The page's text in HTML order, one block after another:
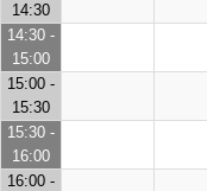
14:30
14:30 -
15:00
15:00 -
15:30
15:30 -
16:00
16:00 -